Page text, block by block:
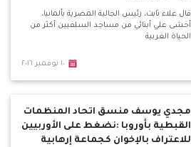
قال علاء ثابت، رئيس الجالية المصرية بألمانيا،
أخشى علي أبنائي من مساجد السلفيين أكثر من
الحياة الغربية
١٠ نوفمبر ٢٠١٦
مجدي يوسف منسق اتحاد المنظمات
القبطية بأوروبا :نضغط على الأوربيين
للاعتراف بالإخوان كجماعة إرهابية